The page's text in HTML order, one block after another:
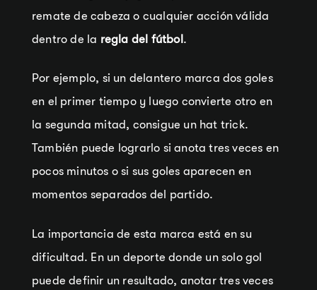
remate de cabeza o cualquier acción válida
dentro de la regla del fútbol.
Por ejemplo, si un delantero marca dos goles
en el primer tiempo y luego convierte otro en
la segunda mitad, consigue un hat trick.
También puede lograrlo si anota tres veces en
pocos minutos o si sus goles aparecen en
momentos separados del partido.
La importancia de esta marca está en su
dificultad. En un deporte donde un solo gol
puede definir un resultado, anotar tres veces